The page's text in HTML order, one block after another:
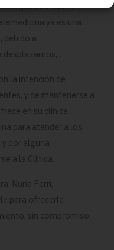
que se inició la
ya es una
debido a
la intención de
y de mantenerse a
en su clínica,
para atender a los
y por alguna
a la Clínica.
Nuria Ferri,
para ofrecerle
sin compromiso.